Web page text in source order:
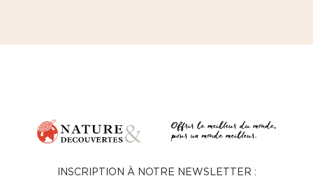
INSCRIPTION À NOTRE NEWSLETTER :